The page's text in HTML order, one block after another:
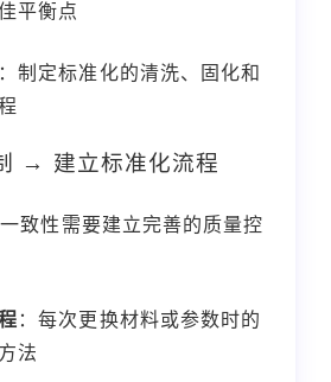
平衡点
：制定标准化的清洗、固化和
→ 建立标准化流程
致性需要建立完善的质量控
：每次更换材料或参数时的
法